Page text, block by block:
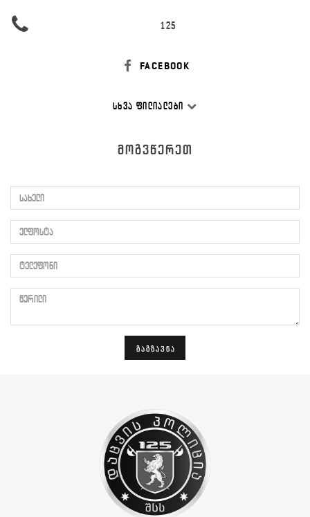
125
FACEBOOK
ᲡᲮᲕᲐ ᲤᲘᲚᲘᲐᲚᲔᲑᲘ
ᲛᲝᲒᲕᲬᲔᲠᲔᲗ
ᲒᲐᲒᲖᲐᲕᲜᲐ